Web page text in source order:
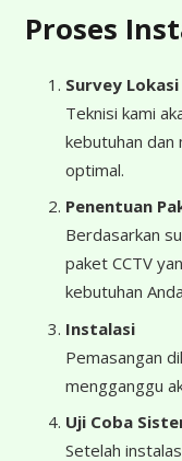
Proses
Survey Lokasi
Teknisi kami
kebutuhan dan
optimal.
Penentuan
Berdasarkan
paket CCTV
kebutuhan
Instalasi
Pemasangan
mengganggu
Uji Coba
Setelah